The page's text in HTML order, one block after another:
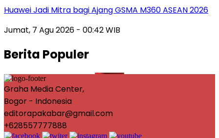
Huawei Jadi Mitra bagi Ajang GSMA M360 ASEAN 2026
Jumat, 7 Agu 2026 - 00:42 WIB
Berita Populer
Graha Media Center,
Bogor - Indonesia
editorapakabar@gmail.com
+628557777888